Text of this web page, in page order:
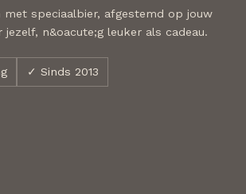
met speciaalbier, afgestemd op jouw
n&oacute;g leuker als cadeau.
✓ Sinds 2013